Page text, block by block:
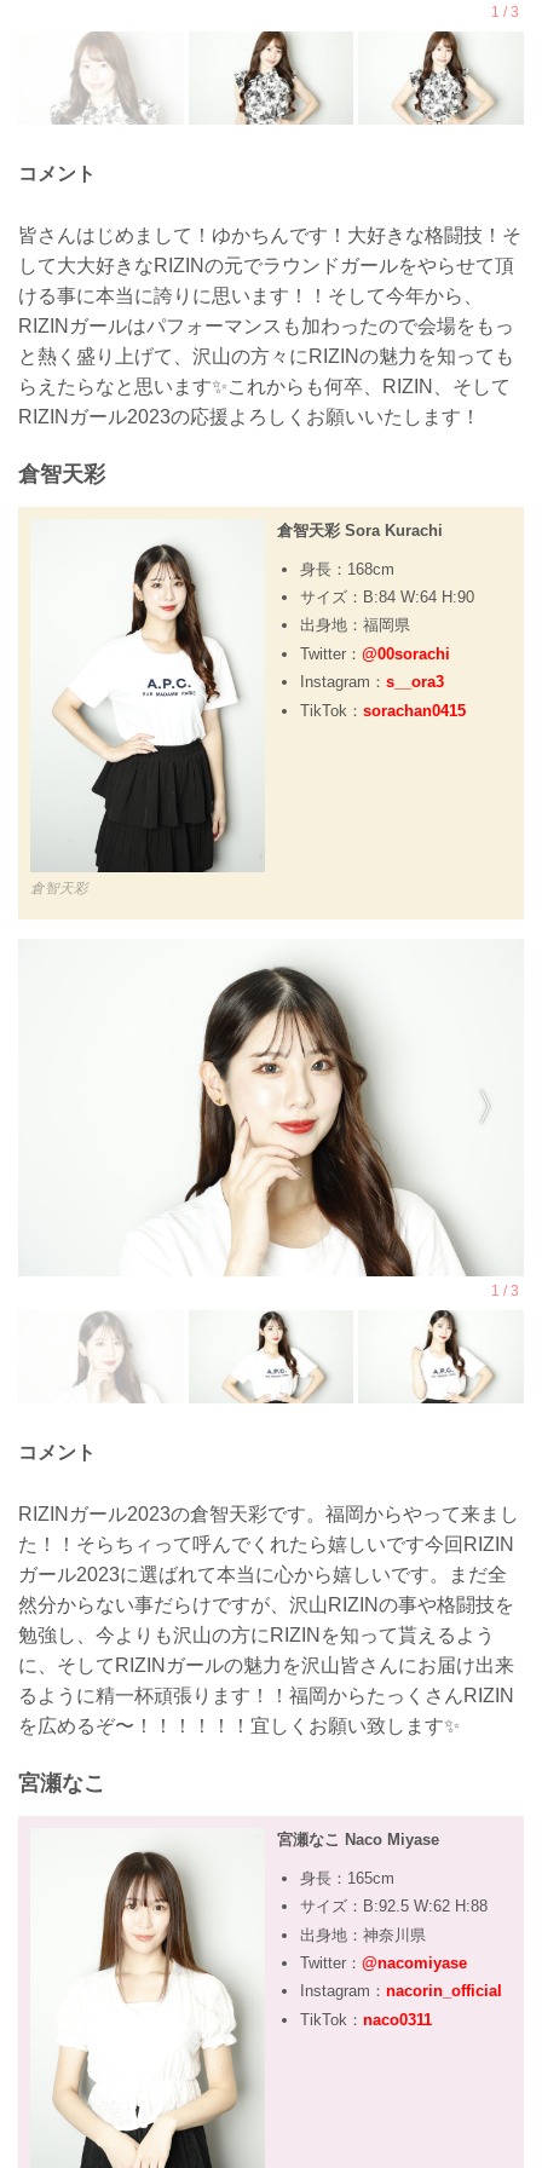
コメント
皆さんはじめまして！ゆかちんです！大好きな格闘技！そ
して大大好きなRIZINの元でラウンドガールをやらせて頂
ける事に本当に誇りに思います！！そして今年から、
RIZINガールはパフォーマンスも加わったので会場をもっ
と熱く盛り上げて、沢山の方々にRIZINの魅力を知っても
らえたらなと思います✨これからも何卒、RIZIN、そして
RIZINガール2023の応援よろしくお願いいたします！
倉智天彩
倉智天彩
倉智天彩 Sora Kurachi
身長：168cm
サイズ：B:84 W:64 H:90
出身地：福岡県
Twitter： @00sorachi
Instagram： s__ora3
TikTok： sorachan0415
コメント
RIZINガール2023の倉智天彩です。福岡からやって来まし
た！！そらちィって呼んでくれたら嬉しいです今回RIZIN
ガール2023に選ばれて本当に心から嬉しいです。まだ全
然分からない事だらけですが、沢山RIZINの事や格闘技を
勉強し、今よりも沢山の方にRIZINを知って貰えるよう
に、そしてRIZINガールの魅力を沢山皆さんにお届け出来
るように精一杯頑張ります！！福岡からたっくさんRIZIN
を広めるぞ〜！！！！！！宜しくお願い致します✨
宮瀬なこ
宮瀬なこ Naco Miyase
身長：165cm
サイズ：B:92.5 W:62 H:88
出身地：神奈川県
Twitter： @nacomiyase
Instagram： nacorin_official
TikTok： naco0311